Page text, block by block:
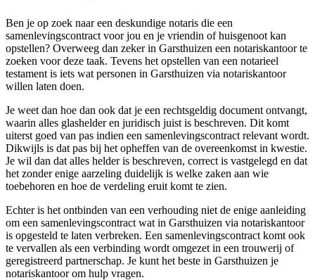
Ben je op zoek naar een deskundige notaris die een
samenlevingscontract voor jou en je vriendin of huisgenoot kan
opstellen? Overweeg dan zeker in Garsthuizen een notariskantoor te
zoeken voor deze taak. Tevens het opstellen van een notarieel
testament is iets wat personen in Garsthuizen via notariskantoor
willen laten doen.
Je weet dan hoe dan ook dat je een rechtsgeldig document ontvangt,
waarin alles glashelder en juridisch juist is beschreven. Dit komt
uiterst goed van pas indien een samenlevingscontract relevant wordt.
Dikwijls is dat pas bij het opheffen van de overeenkomst in kwestie.
Je wil dan dat alles helder is beschreven, correct is vastgelegd en dat
het zonder enige aarzeling duidelijk is welke zaken aan wie
toebehoren en hoe de verdeling eruit komt te zien.
Echter is het ontbinden van een verhouding niet de enige aanleiding
om een samenlevingscontract wat in Garsthuizen via notariskantoor
is opgesteld te laten verbreken. Een samenlevingscontract komt ook
te vervallen als een verbinding wordt omgezet in een trouwerij of
geregistreerd partnerschap. Je kunt het beste in Garsthuizen je
notariskantoor om hulp vragen.